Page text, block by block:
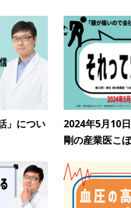
」につい
2024年5月10
剛の産業医こ